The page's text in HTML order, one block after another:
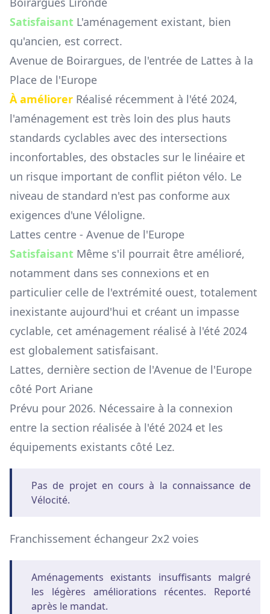
Satisfaisant L'aménagement existant, bien
qu'ancien, est correct.
Avenue de Boirargues, de l'entrée de Lattes à la
Place de l'Europe
À améliorer Réalisé récemment à l'été 2024,
l'aménagement est très loin des plus hauts
standards cyclables avec des intersections
inconfortables, des obstacles sur le linéaire et
un risque important de conflit piéton vélo. Le
niveau de standard n'est pas conforme aux
exigences d'une Véloligne.
Lattes centre - Avenue de l'Europe
Satisfaisant Même s'il pourrait être amélioré,
notamment dans ses connexions et en
particulier celle de l'extrémité ouest, totalement
inexistante aujourd'hui et créant un impasse
cyclable, cet aménagement réalisé à l'été 2024
est globalement satisfaisant.
Lattes, dernière section de l'Avenue de l'Europe
côté Port Ariane
Prévu pour 2026. Nécessaire à la connexion
entre la section réalisée à l'été 2024 et les
équipements existants côté Lez.
Pas de projet en cours à la connaissance de
Vélocité.
Franchissement échangeur 2x2 voies
Aménagements existants insuffisants malgré
les légères améliorations récentes. Reporté
après le mandat.